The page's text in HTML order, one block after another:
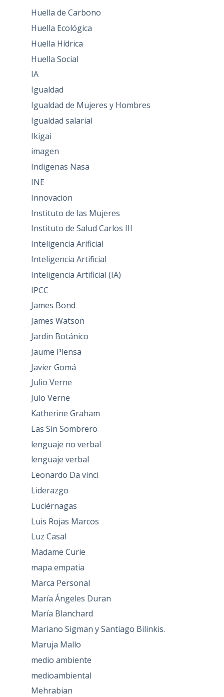
Huella de Carbono
Huella Ecológica
Huella Hídrica
Huella Social
IA
Igualdad
Igualdad de Mujeres y Hombres
Igualdad salarial
Ikigai
imagen
Indigenas Nasa
INE
Innovacion
Instituto de las Mujeres
Instituto de Salud Carlos III
Inteligencia Arificial
Inteligencia Artificial
Inteligencia Artificial (IA)
IPCC
James Bond
James Watson
Jardin Botánico
Jaume Plensa
Javier Gomá
Julio Verne
Julo Verne
Katherine Graham
Las Sin Sombrero
lenguaje no verbal
lenguaje verbal
Leonardo Da vinci
Liderazgo
Luciérnagas
Luis Rojas Marcos
Luz Casal
Madame Curie
mapa empatia
Marca Personal
María Ángeles Duran
María Blanchard
Mariano Sigman y Santiago Bilinkis.
Maruja Mallo
medio ambiente
medioambiental
Mehrabian